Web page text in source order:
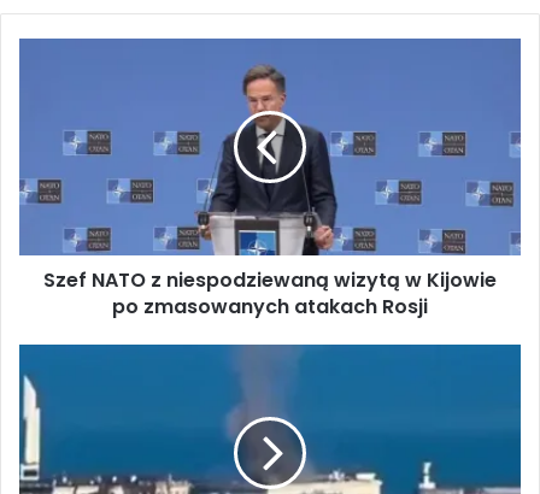
A
T
z
p
z
i
Szef NATO z niespodziewaną wizytą w Kijowie
po zmasowanych atakach Rosji
t
k
d
r